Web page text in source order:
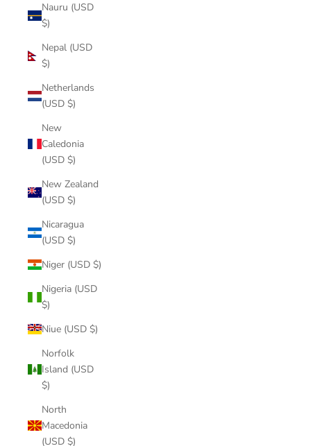
Nauru (USD
$)
Nepal (USD
$)
Netherlands
(USD $)
New
Caledonia
(USD $)
New Zealand
(USD $)
Nicaragua
(USD $)
Niger (USD $)
Nigeria (USD
$)
Niue (USD $)
Norfolk
Island (USD
$)
North
Macedonia
(USD $)